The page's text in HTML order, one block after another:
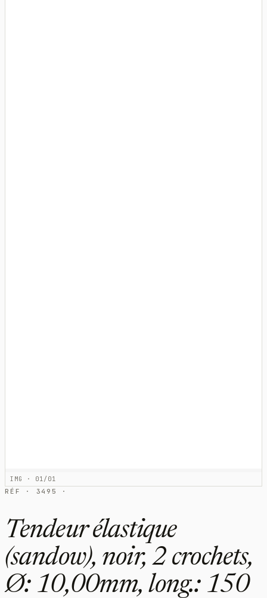
IMG · 01/01
RÉF · 3495 ·
Tendeur élastique
(sandow), noir, 2 crochets,
Ø: 10,00mm, long.: 150